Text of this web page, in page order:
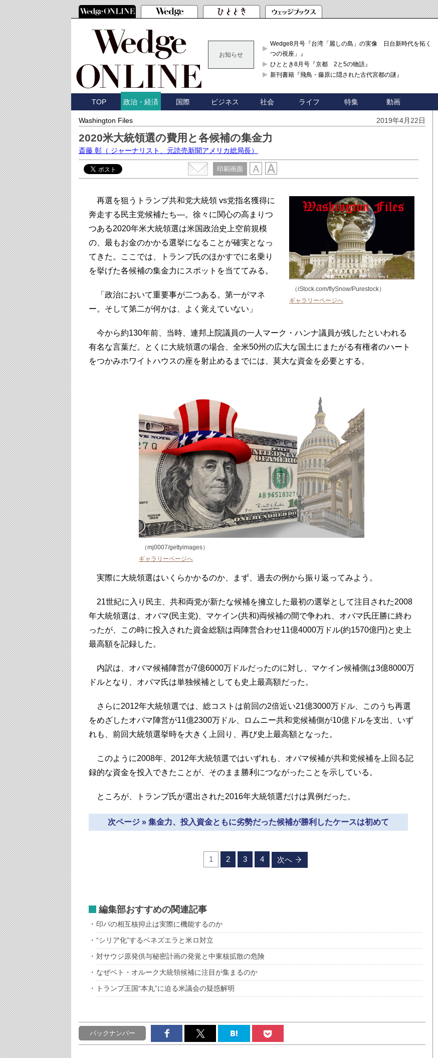
お知らせ
Wedge8月号『台湾「麗しの島」の実像 日台新時代を拓く「3
つの視座」』
ひととき8月号『京都 2と5の物語』
新刊書籍『飛鳥・藤原に隠された古代宮都の謎』
TOP 政治・経済 国際 ビジネス 社会 ライフ 特集 動画
Washington Files 2019年4月22日
2020米大統領選の費用と各候補の集金力
斎藤 彰 （ ジャーナリスト、元読売新聞アメリカ総局長）
印刷画面
（iStock.com/flySnow/Purestock）
ギャラリーページへ
再選を狙うトランプ共和党大統領 vs党指名獲得に
奔走する民主党候補たち―。徐々に関心の高まりつ
つある2020年米大統領選は米国政治史上空前規模
の、最もお金のかかる選挙になることが確実となっ
てきた。ここでは、トランプ氏のほかすでに名乗り
を挙げた各候補の集金力にスポットを当ててみる。
「政治において重要事が二つある。第一がマネ
ー。そして第二が何かは、よく覚えていない」
今から約130年前、当時、連邦上院議員の一人マーク・ハンナ議員が残したといわれる
有名な言葉だ。とくに大統領選の場合、全米50州の広大な国土にまたがる有権者のハート
をつかみホワイトハウスの座を射止めるまでには、莫大な資金を必要とする。
（mj0007/gettyimages）
ギャラリーページへ
実際に大統領選はいくらかかるのか、まず、過去の例から振り返ってみよう。
21世紀に入り民主、共和両党が新たな候補を擁立した最初の選挙として注目された2008
年大統領選は、オバマ(民主党)、マケイン(共和)両候補の間で争われ、オバマ氏圧勝に終わ
ったが、この時に投入された資金総額は両陣営合わせ11億4000万ドル(約1570億円)と史上
最高額を記録した。
内訳は、オバマ候補陣営が7億6000万ドルだったのに対し、マケイン候補側は3億8000万
ドルとなり、オバマ氏は単独候補としても史上最高額だった。
さらに2012年大統領選では、総コストは前回の2倍近い21億3000万ドル、このうち再選
をめざしたオバマ陣営が11億2300万ドル、ロムニー共和党候補側が10億ドルを支出、いず
れも、前回大統領選挙時を大きく上回り、再び史上最高額となった。
このように2008年、2012年大統領選ではいずれも、オバマ候補が共和党候補を上回る記
録的な資金を投入できたことが、そのまま勝利につながったことを示している。
ところが、トランプ氏が選出された2016年大統領選だけは異例だった。
次ページ » 集金力、投入資金ともに劣勢だった候補が勝利したケースは初めて
1 2 3 4 次へ
編集部おすすめの関連記事
印パの相互核抑止は実際に機能するのか
“シリア化”するベネズエラと米ロ対立
対サウジ原発供与秘密計画の発覚と中東核拡散の危険
なぜベト・オルーク大統領候補に注目が集まるのか
トランプ王国“本丸”に迫る米議会の疑惑解明
バックナンバー